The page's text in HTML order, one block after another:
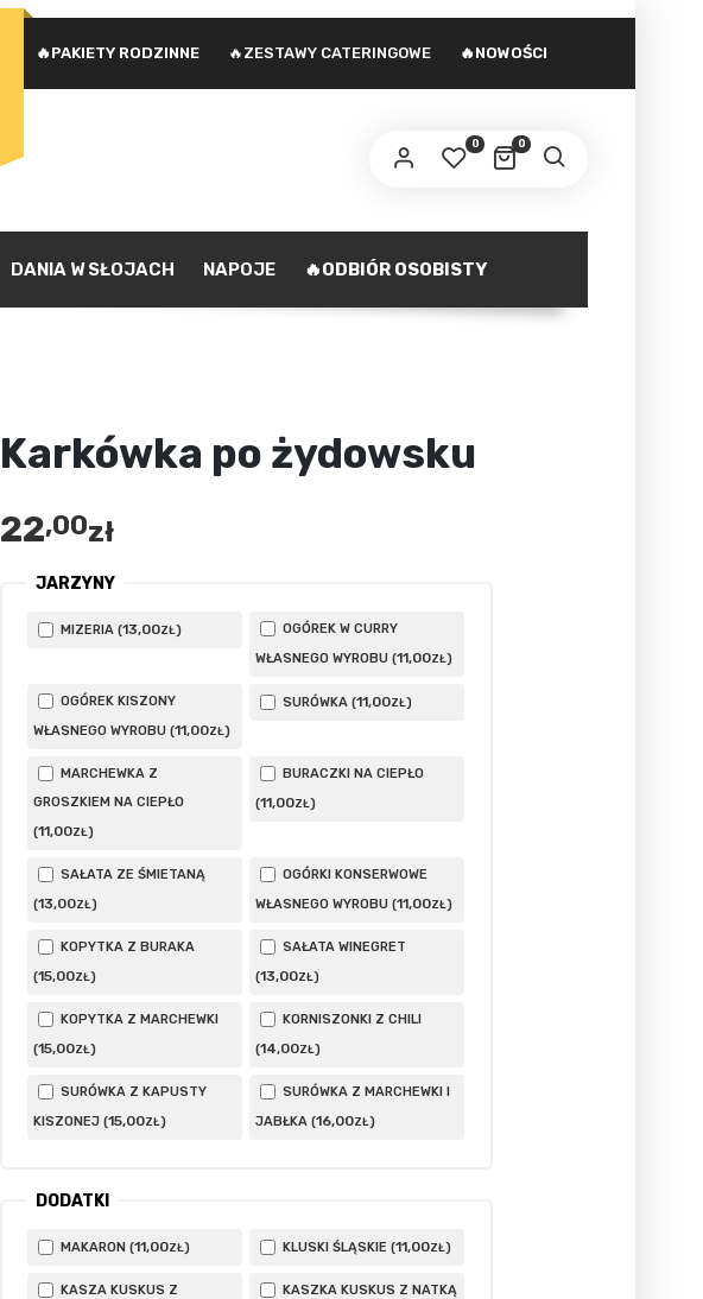
🔥PAKIETY RODZINNE 🔥ZESTAWY CATERINGOWE 🔥NOWOŚCI
0
0
Administratorem danych osobowych podanych w formularzu
związane opisane są na stroniepolityka prywatności.
DANIA W SŁOJACH NAPOJE 🔥ODBIÓR OSOBISTY
Karkówka po żydowsku
22,00zł
JARZYNY
MIZERIA (13,00ZŁ)
OGÓREK W CURRY
WŁASNEGO WYROBU (11,00ZŁ)
OGÓREK KISZONY
WŁASNEGO WYROBU (11,00ZŁ)
SURÓWKA (11,00ZŁ)
MARCHEWKA Z
GROSZKIEM NA CIEPŁO
(11,00ZŁ)
BURACZKI NA CIEPŁO
(11,00ZŁ)
SAŁATA ZE ŚMIETANĄ
(13,00ZŁ)
OGÓRKI KONSERWOWE
WŁASNEGO WYROBU (11,00ZŁ)
KOPYTKA Z BURAKA
(15,00ZŁ)
SAŁATA WINEGRET
(13,00ZŁ)
KOPYTKA Z MARCHEWKI
(15,00ZŁ)
KORNISZONKI Z CHILI
(14,00ZŁ)
SURÓWKA Z KAPUSTY
KISZONEJ (15,00ZŁ)
SURÓWKA Z MARCHEWKI I
JABŁKA (16,00ZŁ)
DODATKI
MAKARON (11,00ZŁ) KLUSKI ŚLĄSKIE (11,00ZŁ)
KASZA KUSKUS Z
KASZKA KUSKUS Z NATKĄ